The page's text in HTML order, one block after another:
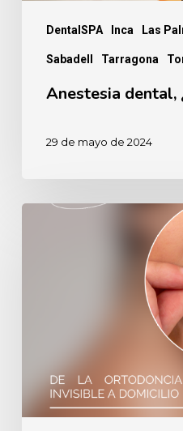
DentalSPA Inca Las
Sabadell Tarragona
Anestesia dental,
29 de mayo de 2024
domicilio.